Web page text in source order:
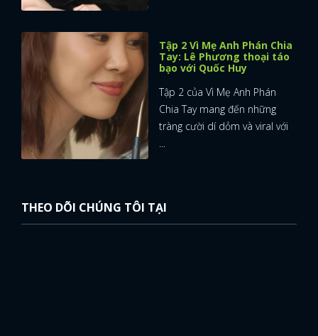
Tập 2 Vì Mẹ Anh Phán Chia
Tay: Lê Phương thoại táo
bạo với Quốc Huy
Tập 2 của Vì Mẹ Anh Phán
Chia Tay mang đến những
tràng cười dí dỏm và viral với
...
THEO DÕI CHÚNG TÔI TẠI